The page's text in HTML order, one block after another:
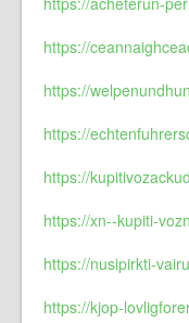
https://
https://
https://
https://
https://xn--kupiti-
https://nusipirkti-
https://kjop-